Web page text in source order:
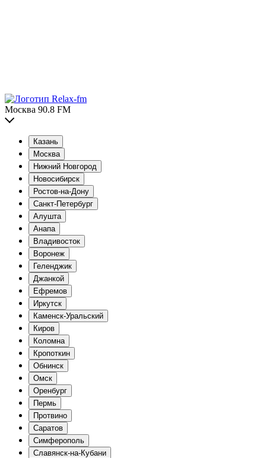
Москва 90.8 FM
Казань
Москва
Нижний Новгород
Новосибирск
Ростов-на-Дону
Санкт-Петербург
Алушта
Анапа
Владивосток
Воронеж
Геленджик
Джанкой
Ефремов
Иркутск
Каменск-Уральский
Киров
Коломна
Кропоткин
Обнинск
Омск
Оренбург
Пермь
Протвино
Саратов
Симферополь
Славянск-на-Кубани